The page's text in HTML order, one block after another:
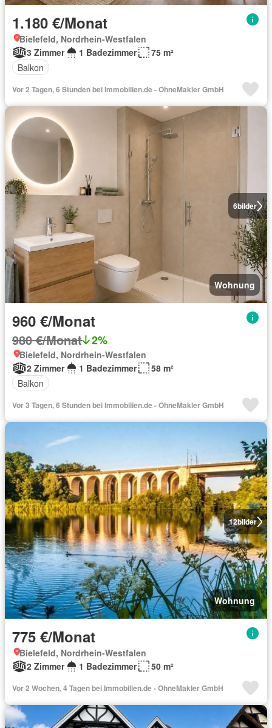
1.180 €/Monat
Bielefeld, Nordrhein-Westfalen
3 Zimmer
1 Badezimmer
75 m²
Balkon
Vor 2 Tagen, 6 Stunden bei Immobilien.de - OhneMakler GmbH
6bilder
Wohnung
960 €/Monat
980 €/Monat 2%
Bielefeld, Nordrhein-Westfalen
2 Zimmer
1 Badezimmer
58 m²
Balkon
Vor 3 Tagen, 6 Stunden bei Immobilien.de - OhneMakler GmbH
12bilder
Wohnung
775 €/Monat
Bielefeld, Nordrhein-Westfalen
2 Zimmer
1 Badezimmer 50 m²
Vor 2 Wochen, 4 Tagen bei Immobilien.de - OhneMakler GmbH